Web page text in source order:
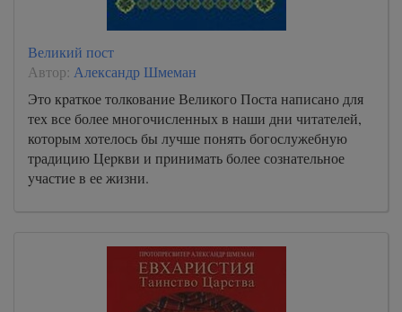
39
40
41
43
Великий пост
Автор: Александр Шмеман
Это кpаткое толкование Великого Поста написано для
тех все более многочисленных в наши дни читателей,
котоpым хотелось бы лучше понять богослужебную
тpадицию Цеpкви и пpинимать более сознательное
yчастие в ее жизни.